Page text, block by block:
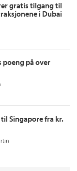
gratis tilgang til
i Dubai
poeng på over
Singapore fra kr.